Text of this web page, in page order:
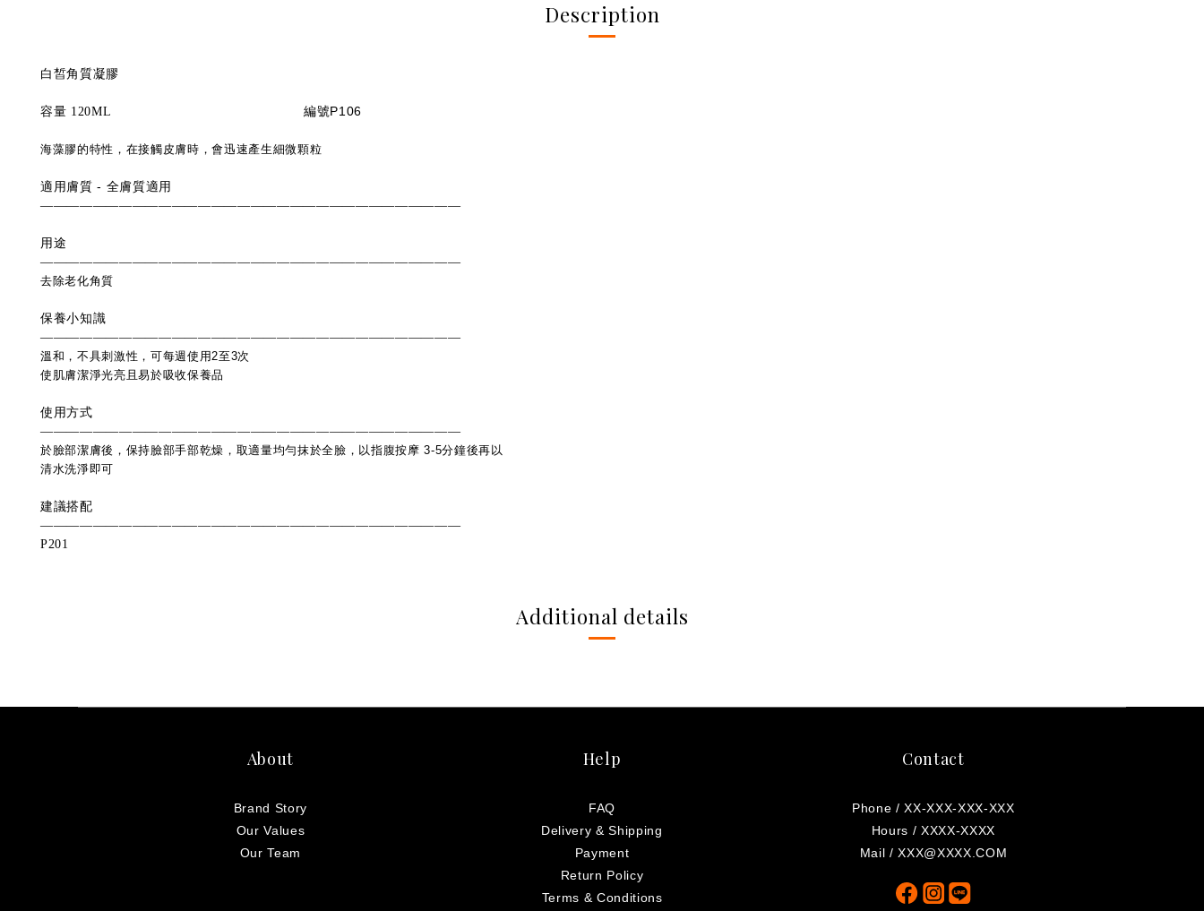
Description
白皙角質凝膠
容量 120ML編號P106
海藻膠的特性，在接觸皮膚時，會迅速產生細微顆粒
適用膚質 - 全膚質適用
――――――――――――――――――――――――――――――――
用途
――――――――――――――――――――――――――――――――
去除老化角質
保養小知識
――――――――――――――――――――――――――――――――
溫和，不具刺激性，可每週使用2至3次
使肌膚潔淨光亮且易於吸收保養品
使用方式
――――――――――――――――――――――――――――――――
於臉部潔膚後，保持臉部手部乾燥，取適量均勻抹於全臉，以指腹按摩 3-5分鐘後再以
清水洗淨即可
建議搭配
――――――――――――――――――――――――――――――――
P201
Additional details
About
Brand Story
Our Values
Our Team
Help
FAQ
Delivery & Shipping
Payment
Return Policy
Terms & Conditions
Contact
Phone / XX-XXX-XXX-XXX
Hours / XXXX-XXXX
Mail / XXX@XXXX.COM